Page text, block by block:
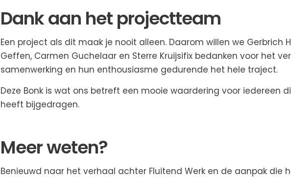
Dank aan het projectteam
Een project als dit maak je nooit alleen. Daarom willen we Gerbrich
Geffen, Carmen Guchelaar en Sterre Kruijsifix bedanken voor het
samenwerking en hun enthousiasme gedurende het hele traject.
Deze Bonk is wat ons betreft een mooie waardering voor iedereen
heeft bijgedragen.
Meer weten?
Benieuwd naar het verhaal achter Fluitend Werk en de aanpak die